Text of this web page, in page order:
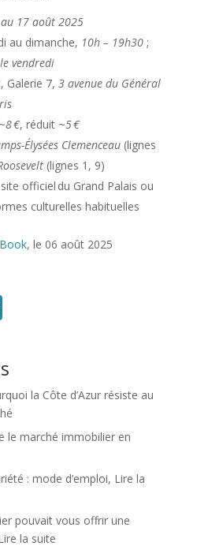
17 août 2025
au dimanche, 10h – 19h30;
vendredi
Galerie 7, 3 avenue du Général
8 €, réduit ~5 €
Élysées Clemenceau(lignes
(lignes 1, 9)
officiel du Grand Palais ou
culturelles habituelles
, le 06 août 2025
Email
la Côte d’Azur résiste au
le marché immobilier en
: mode d’emploi, Lire la
pouvait vous offrir une
la suite